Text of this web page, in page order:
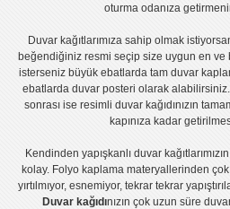
oturma odanıza
Duvar kağıtlarımıza sahip olmak
beğendiğiniz resmi seçip size uygun en ve
isterseniz büyük ebatlarda tam duvar
ebatlarda duvar posteri olarak
sonrası iseresimli duvar kağıdınızın
kapınıza kadar
Kendinden yapışkanlı duvar
kolay. Folyo kaplama materyallerinden
yırtılmıyor, esnemiyor, tekrar tekrar
Duvar kağıdınızın çok uzun süre